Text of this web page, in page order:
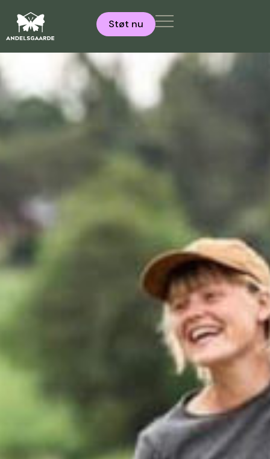
Støt nu